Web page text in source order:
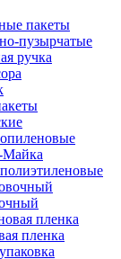
пакеты
пузырчатые
ручка
пленка